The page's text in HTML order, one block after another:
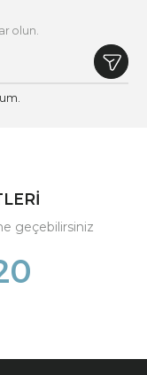
olun.
geçebilirsiniz